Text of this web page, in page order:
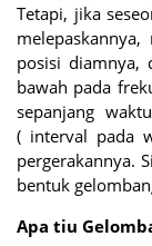
Tetapi, jika
posisi diamnya,
bawah pada
sepanjang
( interval pada
pergerakannya.
bentuk
Apa tiu